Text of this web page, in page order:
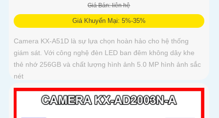
Giá Bán: liên hệ
Giá Khuyến Mại: 5%-35%
Camera KX-A51D là sự lựa chọn hoàn hảo cho hệ thống
giám sát. Với công nghệ đèn LED ban đêm không dây khe
thẻ nhớ 256GB và chất lượng hình ảnh 5.0 MP hình ảnh sắc
nét